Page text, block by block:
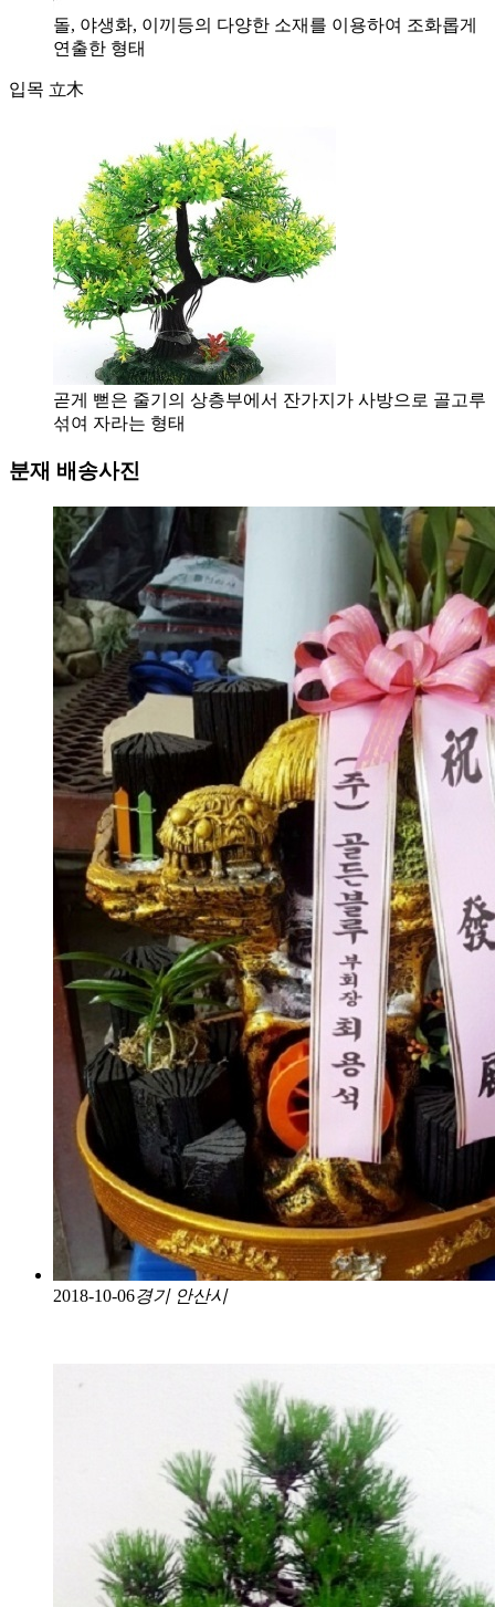
돌, 야생화, 이끼등의 다양한 소재를 이용하여 조화롭게
연출한 형태
입목 立木
곧게 뻗은 줄기의 상층부에서 잔가지가 사방으로 골고루
섞여 자라는 형태
분재 배송사진
2018-10-06경기 안산시